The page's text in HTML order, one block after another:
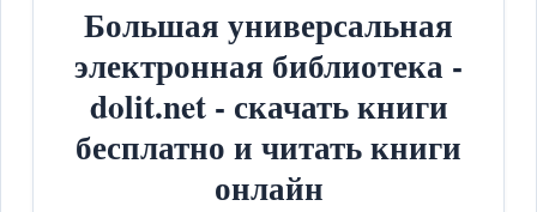
Большая универсальная
электронная библиотека -
dolit.net - скачать книги
бесплатно и читать книги
онлайн